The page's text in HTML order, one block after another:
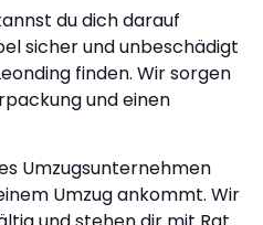
du dich darauf
sicher und unbeschädigt
finden. Wir sorgen
und einen
Umzugsunternehmen
Umzug ankommt. Wir